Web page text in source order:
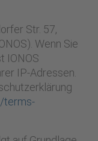
Str. 57,
Wenn Sie
IONOS
IP-Adressen.
terms-